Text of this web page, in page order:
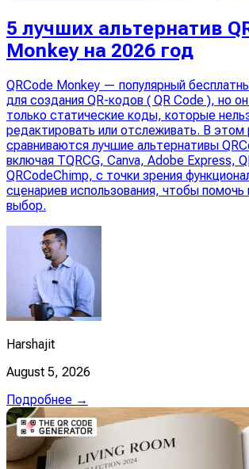
5 лучших альтернатив
Monkey на 2026 год
QRCode Monkey — популярный
для создания QR-кодов ( QR Code ), но
только статические коды, которые
редактировать или отслеживать. В этом
сравниваются лучшие альтернативы
включая TQRCG, Canva, Adobe Express,
QRCodeChimp, с точки зрения
сценариев использования, чтобы помочь
выбор.
Harshajit
August 5, 2026
Подробнее →